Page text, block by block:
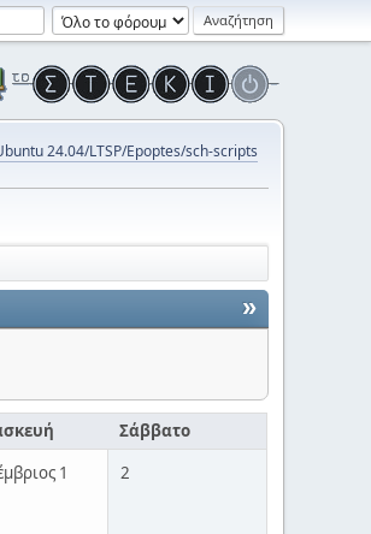
24.04/LTSP/Epoptes/sch-scripts
»
Σάββατο
1 2